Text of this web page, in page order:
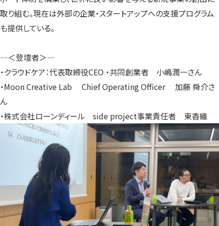
取り組む。現在は外部の企業・スタートアップへの支援プログラム
も提供している。
—＜登壇者＞—
・クラウドケア：代表取締役CEO ・共同創業者 小嶋潤一さん
・Moon Creative Lab Chief Operating Officer 加藤 舜介さ
ん
・株式会社ローンディール side project事業責任者 東香織